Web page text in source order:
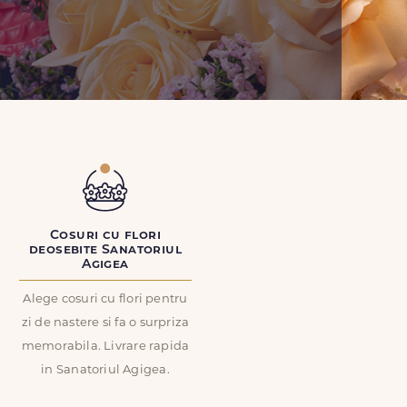
Cosuri cu flori
deosebite Sanatoriul
Agigea
Alege cosuri cu flori pentru
zi de nastere si fa o surpriza
memorabila. Livrare rapida
in Sanatoriul Agigea.